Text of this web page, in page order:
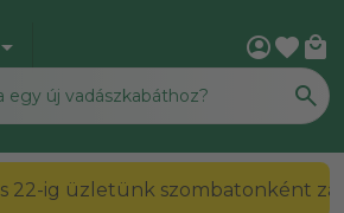
arrow_drop_down account_circlefavorite local_mall
22-ig üzletünk szombatonként